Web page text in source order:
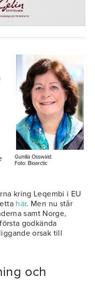
Gunilla Osswald.
Foto: Bioarctic
kring Leqembi i EU
här. Men nu står
samt Norge,
godkända
orsak till
och